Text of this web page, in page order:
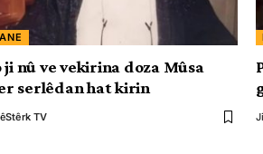
ji nû ve vekirina doza Mûsa
serlêdan hat kirin
Stêrk TV